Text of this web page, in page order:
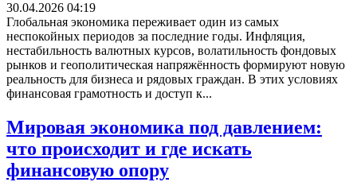
30.04.2026 04:19
Глобальная экономика переживает один из самых
неспокойных периодов за последние годы. Инфляция,
нестабильность валютных курсов, волатильность фондовых
рынков и геополитическая напряжённость формируют новую
реальность для бизнеса и рядовых граждан. В этих условиях
финансовая грамотность и доступ к...
Мировая экономика под давлением:
что происходит и где искать
финансовую опору